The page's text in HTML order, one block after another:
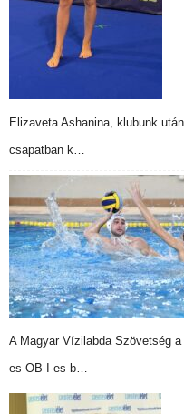
Elizaveta Ashanina, klubunk
csapatban k…
A Magyar Vízilabda Szövetség
es OB I-es b…